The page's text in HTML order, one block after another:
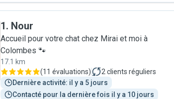
1. Nour
Accueil pour votre chat chez Mirai et moi à
Colombes 🐾
17.1 km
(11 évaluations) 2 clients réguliers
Dernière activité: il y a 5 jours
Contacté pour la dernière fois il y a 10 jours